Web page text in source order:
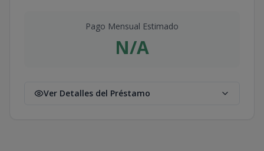
Pago Mensual Estimado
N/A
Ver Detalles del Préstamo